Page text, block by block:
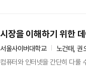
시장을 이해하기 위한
서울사이버대학교
노건태, 권
컴퓨터와 인터넷을 간단히 다룰